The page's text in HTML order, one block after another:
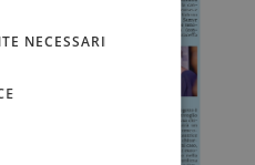
NECESSARI